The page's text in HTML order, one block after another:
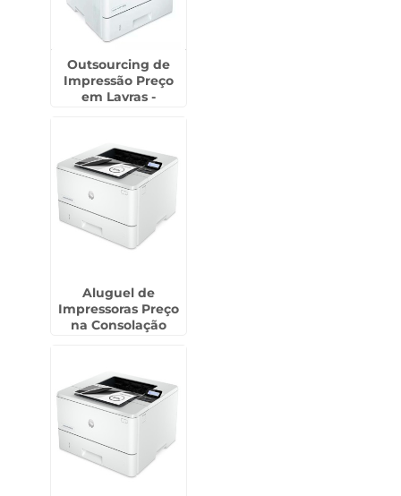
Outsourcing de
Impressão Preço
em Lavras -
Aluguel de
Impressoras Preço
na Consolação